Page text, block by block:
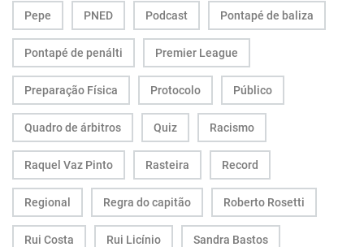
Pepe PNED Podcast Pontapé de baliza
Pontapé de penálti Premier League
Preparação Física Protocolo Público
Quadro de árbitros Quiz Racismo
Raquel Vaz Pinto Rasteira Record
Regional Regra do capitão Roberto Rosetti
Rui Costa Rui Licínio Sandra Bastos